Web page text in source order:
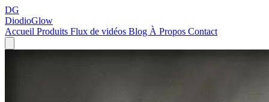
DG
DiodioGlow
Accueil Produits Flux de vidéos Blog À Propos Contact